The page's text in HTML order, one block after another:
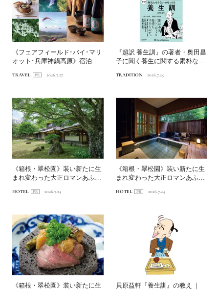
《フェアフィールド･バイ･マリ
オット･兵庫神鍋高原》宿泊特
TRAVEL 2026.7.27
『超訳 養生訓』の著者・奥田昌
子に聞く養生に関する素朴な疑
TRADITION 2026.7.25
《箱根・翠松園》装い新たに生
まれ変わった大正ロマンあふれ
HOTEL 2026.7.24
《箱根・翠松園》装い新たに生
まれ変わった大正ロマンあふれ
HOTEL 2026.7.24
《箱根・翠松園》装い新たに生
貝原益軒『養生訓』の教え ｜